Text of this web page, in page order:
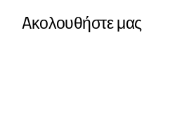
Aκολουθήστε μας